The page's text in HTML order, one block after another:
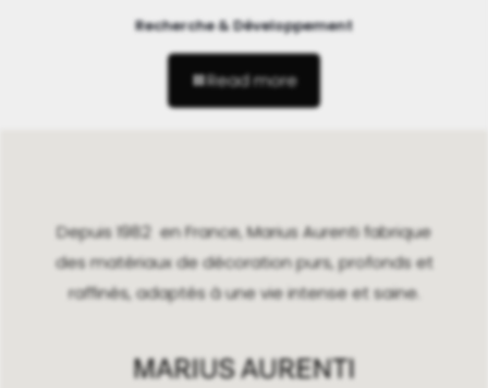
Recherche & Développement
Read more
Depuis 1982 en France, Marius Aurenti fabrique
des matériaux de décoration purs, profonds et
raffinés, adaptés à une vie intense et saine.